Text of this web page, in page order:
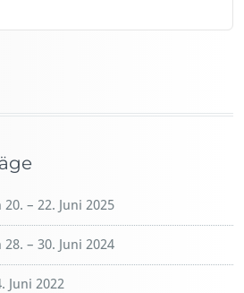
– 22. Juni 2025
– 30. Juni 2024
Juni 2022